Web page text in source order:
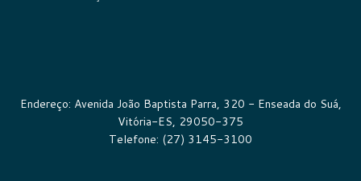
Endereço: Avenida João Baptista Parra, 320 - Enseada do Suá,
Vitória-ES, 29050-375
Telefone: (27) 3145-3100